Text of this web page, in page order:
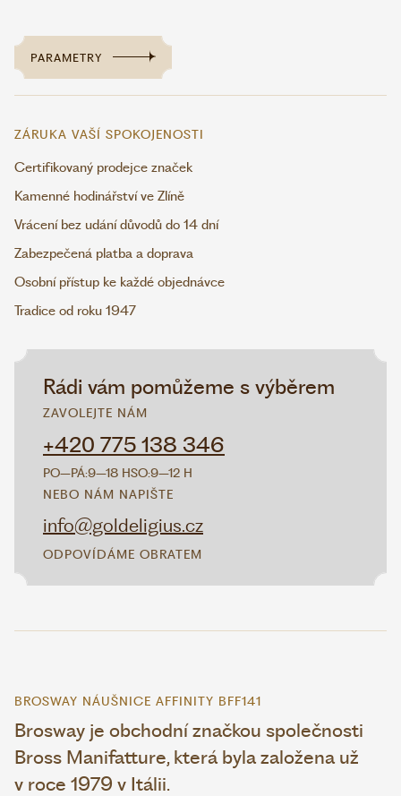
Rádi vám pomůžeme s výběrem
ZAVOLEJTE NÁM
+420 775 138 346
PO–PÁ:9–18 HSO:9–12 H
NEBO NÁM NAPIŠTE
info@goldeligius.cz
ODPOVÍDÁME OBRATEM
PARAMETRY
ZÁRUKA VAŠÍ SPOKOJENOSTI
Certifikovaný prodejce značek
Kamenné hodinářství ve Zlíně
Vrácení bez udání důvodů do 14 dní
Zabezpečená platba a doprava
Osobní přístup ke každé objednávce
Tradice od roku 1947
BROSWAY NÁUŠNICE AFFINITY BFF141
Brosway je obchodní značkou společnosti
Bross Manifatture, která byla založena už
v roce 1979 v Itálii.